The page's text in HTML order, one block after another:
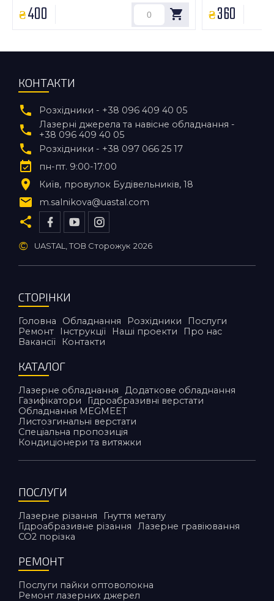
400 360
КОНТАКТИ
Розхідники - +38 096 409 40 05
Лазерні джерела та навісне обладнання -
+38 096 409 40 05
Розхідники - +38 097 066 25 17
пн-пт. 9:00-17:00
Київ
провулок Будівельників, 18
m.salnikova@uastal.com
© UASTAL, ТОВ Сторожук 2026
СТОРІНКИ
Головна Обладнання Розхідники
Послуги
Ремонт
Інструкції Наші проекти
Про нас
Вакансії
Контакти
КАТАЛОГ
Лазерне обладнання
Додаткове обладнання
Газифікатори
Гідроабразивні верстати
Обладнання MEGMEET
Листозгинальні верстати
Спеціальна пропозиція
Кондиціонери та витяжки
ПОСЛУГИ
Лазерне різання
Гнуття металу
Гідроабразивне різання
Лазерне гравіювання
CO2 порiзка
РЕМОНТ
Послуги пайки оптоволокна
Ремонт лазерних джерел